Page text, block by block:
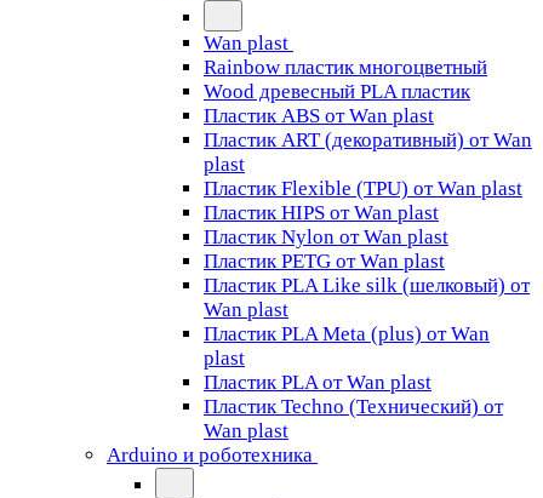
Wan plast
Rainbow пластик многоцветный
Wood древесный PLA пластик
Пластик ABS от Wan plast
Пластик ART (декоративный) от Wan
plast
Пластик Flexible (TPU) от Wan plast
Пластик HIPS от Wan plast
Пластик Nylon от Wan plast
Пластик PETG от Wan plast
Пластик PLA Like silk (шелковый) от
Wan plast
Пластик PLA Meta (plus) от Wan
plast
Пластик PLA от Wan plast
Пластик Techno (Технический) от
Wan plast
Arduino и роботехника